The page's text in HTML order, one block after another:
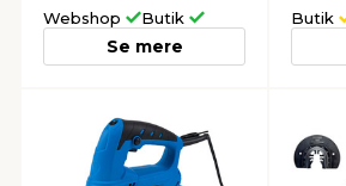
Webshop Butik
Se mere
Butik